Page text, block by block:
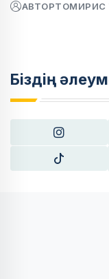
АВТОРТОМИРИС
Біздің